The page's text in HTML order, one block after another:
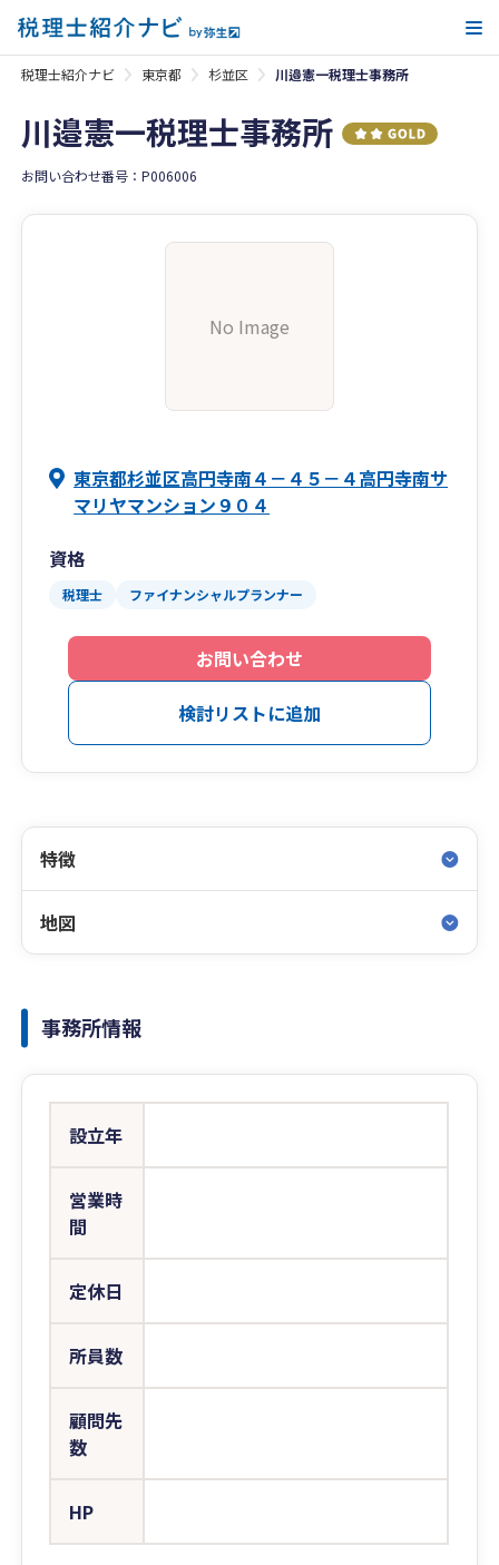
税理士紹介ナビ 東京都 杉並区 川邉憲一税理士事務所
川邉憲一税理士事務所
お問い合わせ番号：P006006
No Image
東京都杉並区高円寺南４－４５－４高円寺南サ
マリヤマンション９０４
資格
税理士 ファイナンシャルプランナー
お問い合わせ
検討リストに追加
特徴
地図
事務所情報
設立年
営業時
間
定休日
所員数
顧問先
数
HP